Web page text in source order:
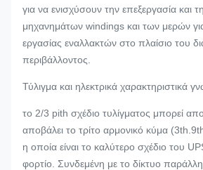
για να ενισχύσουν την επεξεργασία και
μηχανημάτων windings και των μερών
εργασίας εναλλακτών στο πλαίσιο του
περιβάλλοντος.
Τύλιγμα και ηλεκτρικά χαρακτηριστικά
το 2/3 pith σχέδιο τυλίγματος μπορεί
αποβάλει το τρίτο αρμονικό κύμα
η οποία είναι το καλύτερο σχέδιο του
φορτίο. Συνδεμένη με το δίκτυο